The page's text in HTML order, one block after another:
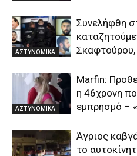
ΑΣΤΥΝΟΜΙΚΑ
Συνελήφθη
ΑΣΤΥΝΟΜΙΚΑ
Marfin:
η 46χρονη
εμπρησμό –
Άγριος
το